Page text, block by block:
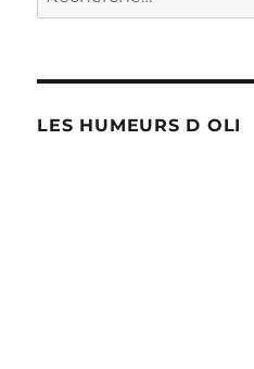
pour :
LES HUMEURS D OLI